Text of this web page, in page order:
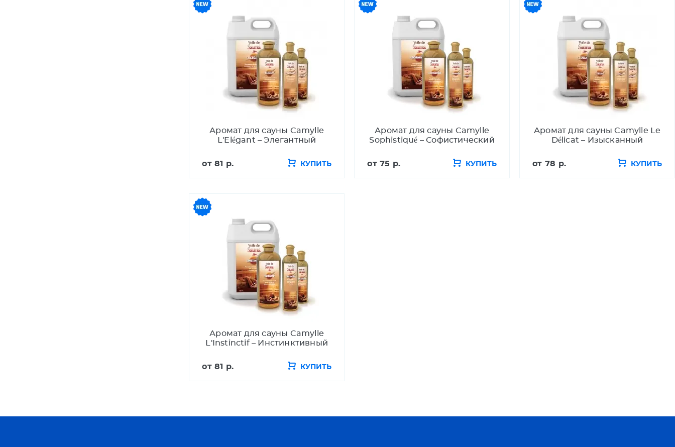
Аромат для сауны Camylle
L'Elégant – Элегантный
от 81 р. КУПИТЬ
Аромат для сауны Camylle
Sophistiqué – Софистический
от 75 р. КУПИТЬ
Аромат для сауны Camylle Le
Délicat – Изысканный
от 78 р. КУПИТЬ
Аромат для сауны Camylle
L'Instinctif – Инстинктивный
от 81 р. КУПИТЬ